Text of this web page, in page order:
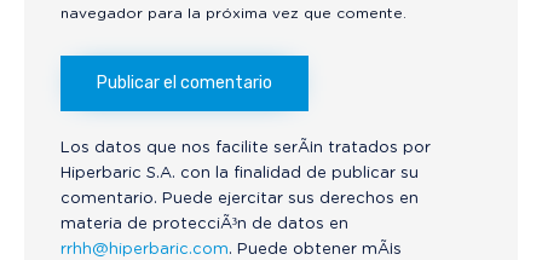
navegador para la próxima vez que comente.
Los datos que nos facilite serÃ¡n tratados por
Hiperbaric S.A. con la finalidad de publicar su
comentario. Puede ejercitar sus derechos en
materia de protecciÃ³n de datos en
rrhh@hiperbaric.com. Puede obtener mÃ¡s